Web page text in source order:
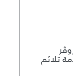
تلائم